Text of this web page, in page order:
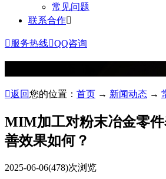
常见问题
联系合作
 服务热线QQ咨询
返回您的位置： 首页 → 新闻动态 →
MIM加工对粉末冶金零
善效果如何？
2025-06-06(478)次浏览